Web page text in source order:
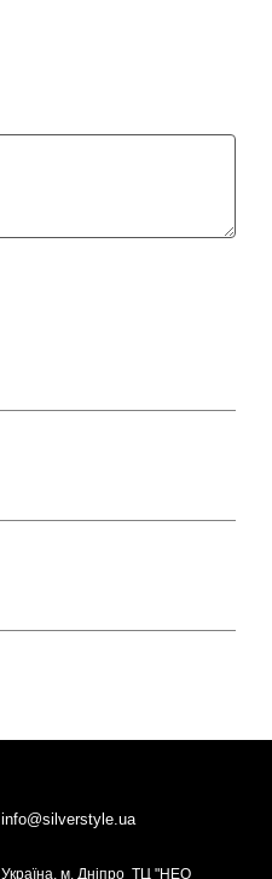
info@silverstyle.ua
Україна, м. Дніпро ТЦ "НЕО